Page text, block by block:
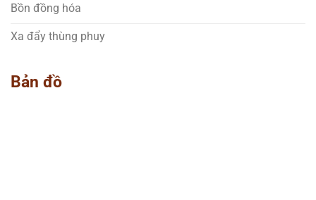
Bồn đồng hóa
Xa đẩy thùng phuy
Bản đồ